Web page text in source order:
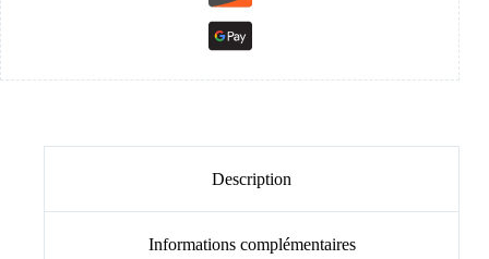
Description
Informations complémentaires